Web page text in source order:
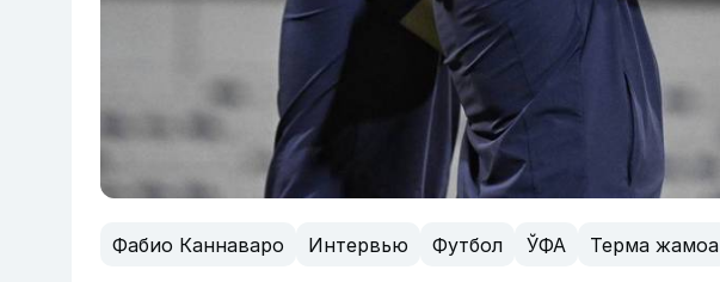
Фабио Каннаваро Интервью Футбол ЎФА Терма жамоа